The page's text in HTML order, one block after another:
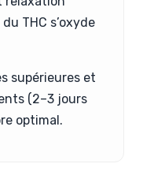
THC s’oxyde
supérieures et
(2–3 jours
optimal.